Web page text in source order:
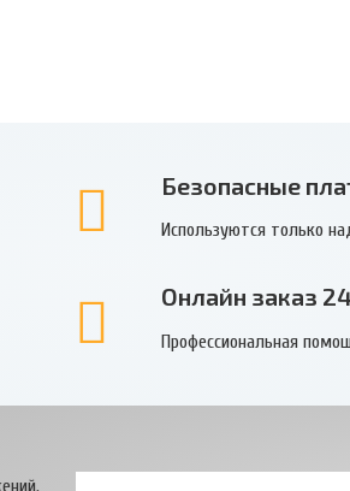
Безопасные
Используются только
Онлайн заказ
Профессиональная